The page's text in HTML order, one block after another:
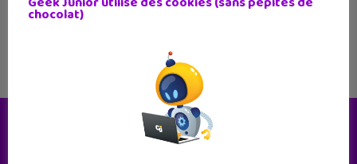
les
Le magazine
chocolat)